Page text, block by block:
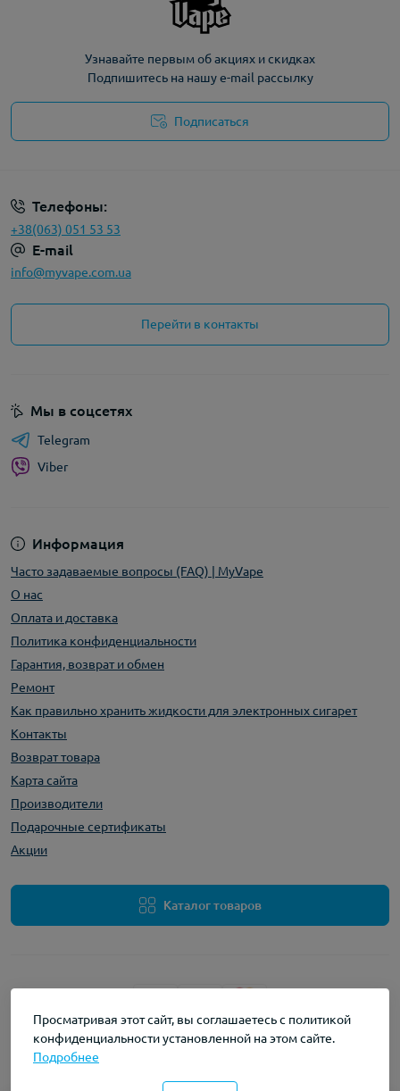
Узнавайте первым об акциях и скидках
Подпишитесь на нашу e-mail рассылку
Подписаться
Телефоны:
+38(063) 051 53 53
E-mail
info@myvape.com.ua
Перейти в контакты
Информация
Часто задаваемые вопросы (FAQ) | MyVape
О нас
Оплата и доставка
Политика конфиденциальности
Гарантия, возврат и обмен
Ремонт
Как правильно хранить жидкости для электронных сигарет
Контакты
Возврат товара
Карта сайта
Производители
Подарочные сертификаты
Акции
Каталог товаров
Мы в соцсетях
Telegram
Viber
Работает наOpenCart "Русская сборка"
Просматривая этот сайт, вы соглашаетесь с политикой
конфиденциальности установленной на этом сайте.
Подробнее